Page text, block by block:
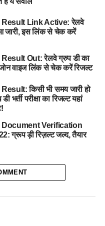
Result Link Active: रेलवे
जारी, इस लिंक से चेक करें
Out: रेलवे ग्रुप डी का
वाइज लिंक से चेक करें रिजल्ट
किसी भी समय जारी हो
भर्ती परीक्षा का रिजल्ट यहां
Document Verification
ग्रूप ड़ी रिज़ल्ट जल्द, तैयार